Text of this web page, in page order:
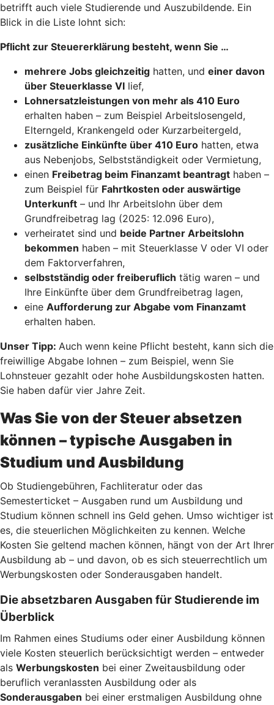
betrifft auch viele Studierende und Auszubildende. Ein
Blick in die Liste lohnt sich:
Pflicht zur Steuererklärung besteht, wenn Sie …
mehrere Jobs gleichzeitig hatten, und einer davon
über Steuerklasse VI lief,
Lohnersatzleistungen von mehr als 410 Euro
erhalten haben – zum Beispiel Arbeitslosengeld,
Elterngeld, Krankengeld oder Kurzarbeitergeld,
zusätzliche Einkünfte über 410 Euro hatten, etwa
aus Nebenjobs, Selbstständigkeit oder Vermietung,
einen Freibetrag beim Finanzamt beantragt haben –
zum Beispiel für Fahrtkosten oder auswärtige
Unterkunft – und Ihr Arbeitslohn über dem
Grundfreibetrag lag (2025: 12.096 Euro),
verheiratet sind und beide Partner Arbeitslohn
bekommen haben – mit Steuerklasse V oder VI oder
dem Faktorverfahren,
selbstständig oder freiberuflich tätig waren – und
Ihre Einkünfte über dem Grundfreibetrag lagen,
eine Aufforderung zur Abgabe vom Finanzamt
erhalten haben.
Unser Tipp: Auch wenn keine Pflicht besteht, kann sich die
freiwillige Abgabe lohnen – zum Beispiel, wenn Sie
Lohnsteuer gezahlt oder hohe Ausbildungskosten hatten.
Sie haben dafür vier Jahre Zeit.
Was Sie von der Steuer absetzen
können – typische Ausgaben in
Studium und Ausbildung
Ob Studiengebühren, Fachliteratur oder das
Semesterticket – Ausgaben rund um Ausbildung und
Studium können schnell ins Geld gehen. Umso wichtiger ist
es, die steuerlichen Möglichkeiten zu kennen. Welche
Kosten Sie geltend machen können, hängt von der Art Ihrer
Ausbildung ab – und davon, ob es sich steuerrechtlich um
Werbungskosten oder Sonderausgaben handelt.
Die absetzbaren Ausgaben für Studierende im
Überblick
Im Rahmen eines Studiums oder einer Ausbildung können
viele Kosten steuerlich berücksichtigt werden – entweder
als Werbungskosten bei einer Zweitausbildung oder
beruflich veranlassten Ausbildung oder als
Sonderausgaben bei einer erstmaligen Ausbildung ohne